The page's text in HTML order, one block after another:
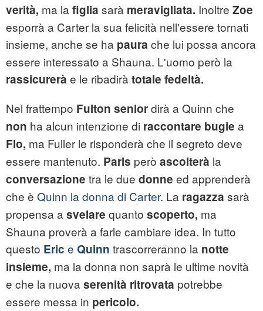
verità, ma la figlia sarà meravigliata. Inoltre Zoe
esporrà a Carter la sua felicità nell'essere tornati
insieme, anche se ha paura che lui possa ancora
essere interessato a Shauna. L'uomo però la
rassicurerà e le ribadirà totale fedeltà.
Nel frattempo Fulton seniordirà a Quinn che
non ha alcun intenzione di raccontare bugie a
Flo, ma Fuller le risponderà che il segreto deve
essere mantenuto. Paris però ascolterà la
conversazione tra le due donne ed apprenderà
che è Quinn la donna di Carter. La ragazza sarà
propensa a svelare quanto scoperto, ma
Shauna proverà a farle cambiare idea. In tutto
questo Eric e Quinn trascorreranno la notte
insieme, ma la donna non saprà le ultime novità
e che la nuova serenità ritrovata potrebbe
essere messa in pericolo.